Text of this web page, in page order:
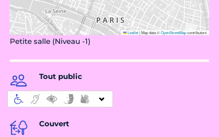
Leaflet|Map data ©OpenStreetMapcontributors
Petite salle (Niveau -1)
Tout public
Couvert